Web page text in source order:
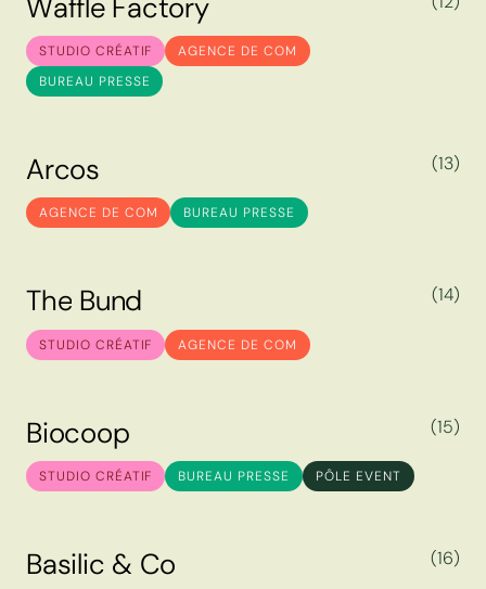
W
W
a
a
f
f
f
f
l
l
e
e
F
F
a
a
c
c
t
t
o
o
r
r
y
y
STUDIO CRÉATIF
AGENCE DE COM
BUREAU PRESSE
A
A
r
r
c
c
o
o
s
s
AGENCE DE COM BUREAU PRESSE
(13)
T
T
h
h
e
e
B
B
u
u
n
n
d
d
STUDIO CRÉATIF AGENCE DE COM
(14)
B
B
i
i
o
o
c
c
o
o
o
o
p
p
STUDIO CRÉATIF BUREAU PRESSE PÔLE EVENT
(15)
Basilic & Co
(16)